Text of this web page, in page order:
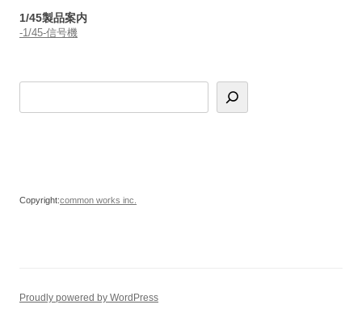
1/45製品案内
-1/45-信号機
Copyright:common works inc.
Proudly powered by WordPress